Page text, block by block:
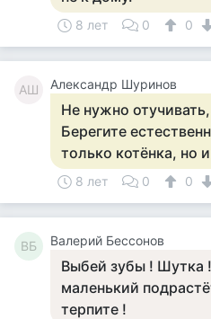
8 лет 0 0
АШ Александр Шуринов
Не нужно
Берегите
только котёнка, но
8 лет 0 0
ВБ Валерий Бессонов
Выбей зубы ! Шутка
маленький
терпите !